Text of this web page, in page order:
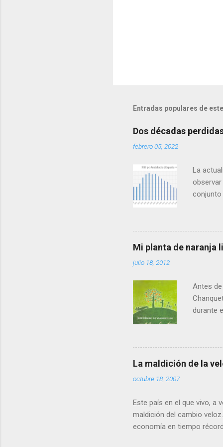
Entradas populares de
Dos décadas
febrero 05, 2022
La
conjunto
las
en
es que,
Mi planta de naranja
julio 18, 2012
Antes
durante
veo
La maldición de la
octubre 18, 2007
Este país en el que vivo, a
maldición del cambio
economía en tiempo